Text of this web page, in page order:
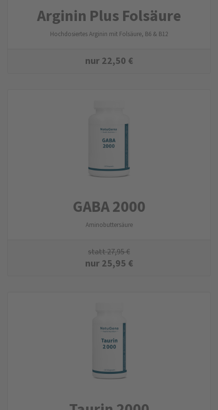
Arginin Plus Folsäure
Hochdosiertes Arginin mit Folsäure, B6 & B12
nur22,50 €
GABA 2000
Aminobuttersäure
statt27,95€
nur25,95 €